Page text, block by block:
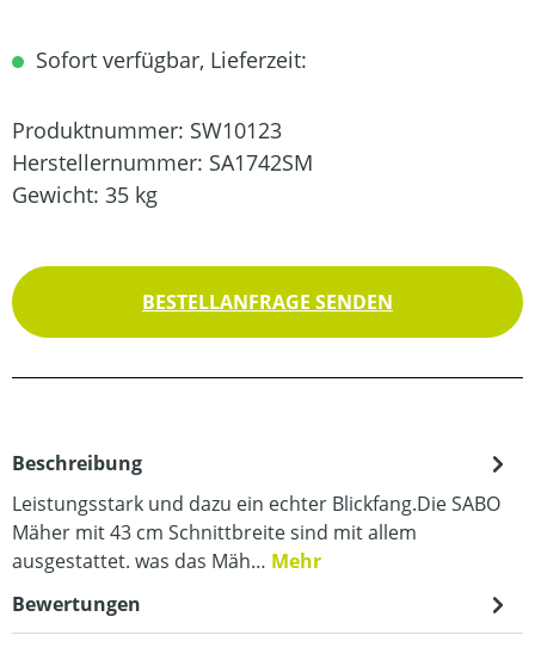
Sofort verfügbar, Lieferzeit:
Produktnummer: SW10123
Herstellernummer: SA1742SM
Gewicht: 35 kg
BESTELLANFRAGE SENDEN
Beschreibung
Leistungsstark und dazu ein echter Blickfang.Die SABO
Mäher mit 43 cm Schnittbreite sind mit allem
ausgestattet. was das Mäh… Mehr
Bewertungen